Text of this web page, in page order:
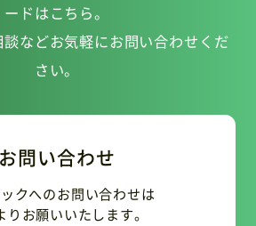
ードはこちら。
などお気軽にお問い合わせくだ
さい。
お問い合わせ
クへのお問い合わせは
りお願いいたします。